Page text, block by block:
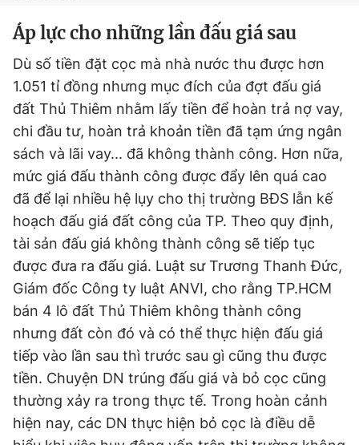
Áp lực cho những lần đấu giá sau
Dù số tiền đặt cọc mà nhà nước thu được hơn
1.051 tỉ đồng nhưng mục đích của đợt đấu giá
đất Thủ Thiêm nhằm lấy tiền để hoàn trả nợ vay,
chi đầu tư, hoàn trả khoản tiền đã tạm ứng ngân
sách và lãi vay... đã không thành công. Hơn nữa,
mức giá đấu thành công được đẩy lên quá cao
đã để lại nhiều hệ lụy cho thị trường BĐS lẫn kế
hoạch đấu giá đất công của TP. Theo quy định,
tài sản đấu giá không thành công sẽ tiếp tục
được đưa ra đấu giá. Luật sư Trương Thanh Đức,
Giám đốc Công ty luật ANVI, cho rằng TP.HCM
bán 4 lô đất Thủ Thiêm không thành công
nhưng đất còn đó và có thể thực hiện đấu giá
tiếp vào lần sau thì trước sau gì cũng thu được
tiền. Chuyện DN trúng đấu giá và bỏ cọc cũng
thường xảy ra trong thực tế. Trong hoàn cảnh
hiện nay, các DN thực hiện bỏ cọc là điều dễ